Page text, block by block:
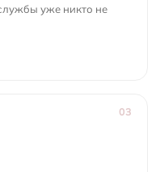
уже никто не
03